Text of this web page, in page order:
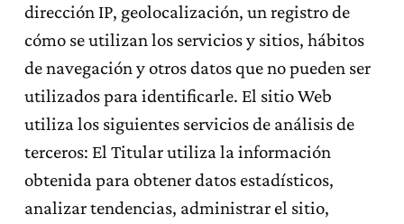
dirección IP, geolocalización, un registro de
cómo se utilizan los servicios y sitios, hábitos
de navegación y otros datos que no pueden ser
utilizados para identificarle. El sitio Web
utiliza los siguientes servicios de análisis de
terceros: El Titular utiliza la información
obtenida para obtener datos estadísticos,
analizar tendencias, administrar el sitio,